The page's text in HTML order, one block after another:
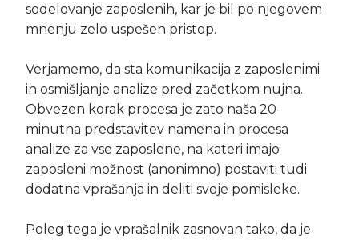
sodelovanje zaposlenih, kar je bil po njegovem
mnenju zelo uspešen pristop.
Verjamemo, da sta komunikacija z zaposlenimi
in osmišljanje analize pred začetkom nujna.
Obvezen korak procesa je zato naša 20-
minutna predstavitev namena in procesa
analize za vse zaposlene, na kateri imajo
zaposleni možnost (anonimno) postaviti tudi
dodatna vprašanja in deliti svoje pomisleke.
Poleg tega je vprašalnik zasnovan tako, da je